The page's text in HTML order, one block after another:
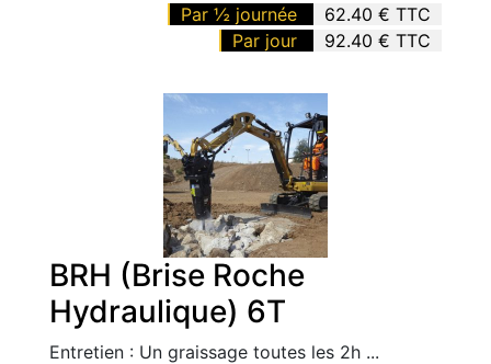
Par ½ journée
62.40 € TTC
Par jour
92.40 € TTC
BRH (Brise Roche
Hydraulique) 6T
Entretien : Un graissage toutes les 2h ...